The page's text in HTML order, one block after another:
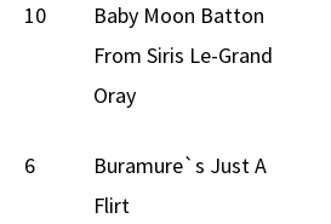
10
Baby Moon Batton
From Siris Le-Grand
Oray
6
Buramure`s Just A
Flirt